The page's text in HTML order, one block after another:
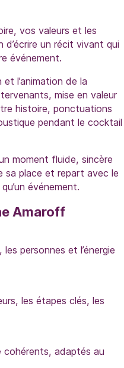
vos valeurs et les
un récit vivant qui
événement.
et l’animation de la
mise en valeur
histoire, ponctuations
pendant le cocktail
moment fluide, sincère
sa place et repart avec le
événement.
Amaroff
personnes et l’énergie
les étapes clés, les
cohérents, adaptés au